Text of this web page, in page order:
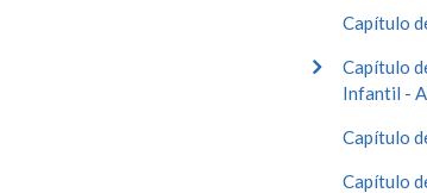
Capítulo
Capítulo
Infantil -
Capítulo
Capítulo